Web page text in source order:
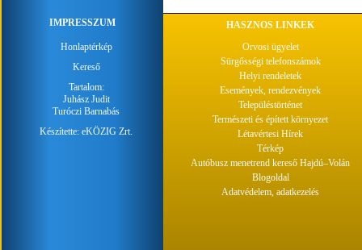
IMPRESSZUM
Honlaptérkép
Kereső
Tartalom:
Juhász Judit
Turóczi Barnabás
Készítette:eKÖZIG Zrt.
HASZNOS LINKEK
Orvosi ügyelet
Sürgősségi telefonszámok
Helyi rendeletek
Események, rendezvények
Településtörténet
Természeti és épített környezet
Létavértesi Hírek
Térkép
Autóbusz menetrend kereső Hajdú–Volán
Blogoldal
Adatvédelem, adatkezelés